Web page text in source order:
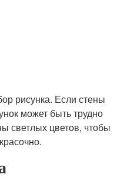
рисунка. Если стены
может быть трудно
светлых цветов, чтобы